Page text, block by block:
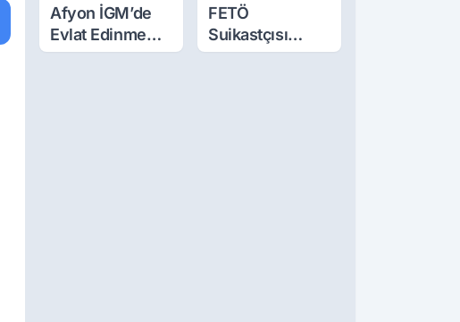
Afyon İGM’de
Evlat Edinme
Tartışması!
FETÖ
Suikastçısı
Burkay